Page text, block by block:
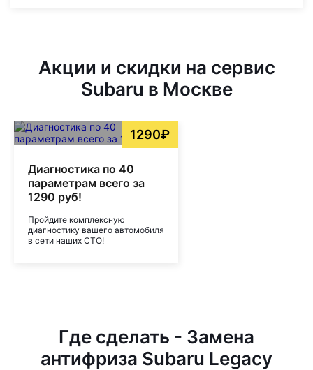
Акции и скидки на сервис
Subaru в Москве
1290₽
Диагностика по 40
параметрам всего за
1290 руб!
Пройдите комплексную
диагностику вашего автомобиля
в сети наших СТО!
Где сделать - Замена
антифриза Subaru Legacy